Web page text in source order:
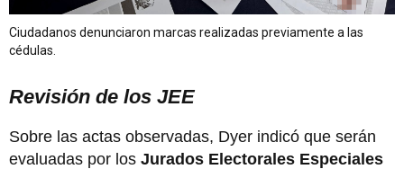
Ciudadanos denunciaron marcas realizadas previamente a las
cédulas.
Revisión de los JEE
Sobre las actas observadas, Dyer indicó que serán
evaluadas por los Jurados Electorales Especiales